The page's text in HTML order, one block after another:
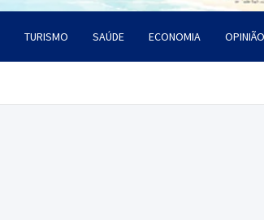
TURISMO SAÚDE ECONOMIA OPINIÃO